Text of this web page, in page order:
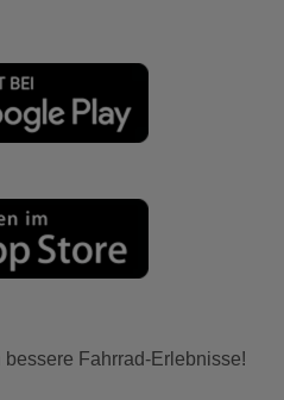
Fahrrad-Erlebnisse!